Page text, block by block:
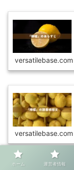
versatilebase.com
versatilebase.com
ホーム 運営者情報